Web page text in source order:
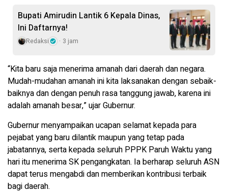
Bupati Amirudin Lantik 6 Kepala Dinas,
Ini Daftarnya!
Redaksi 3 jam
“Kita baru saja menerima amanah dari daerah dan negara.
Mudah-mudahan amanah ini kita laksanakan dengan sebaik-
baiknya dan dengan penuh rasa tanggung jawab, karena ini
adalah amanah besar,” ujar Gubernur.
Gubernur menyampaikan ucapan selamat kepada para
pejabat yang baru dilantik maupun yang tetap pada
jabatannya, serta kepada seluruh PPPK Paruh Waktu yang
hari itu menerima SK pengangkatan. Ia berharap seluruh ASN
dapat terus mengabdi dan memberikan kontribusi terbaik
bagi daerah.